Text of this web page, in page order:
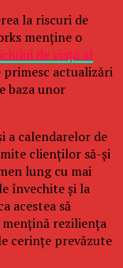
la riscuri de
menține o
de viață al
primesc actualizări
baza unor
a calendarelor de
clienților să-și
lung cu mai
învechite și la
acestea să
reziliența
cerințe prevăzute